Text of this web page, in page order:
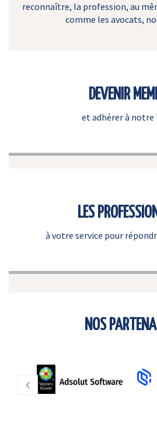
reconnaître, la profession, au
comme les avocats,
DEVENIR
et adhérer à notre
LES
à votre service pour
NOS